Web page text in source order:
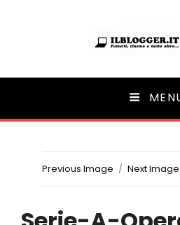
Ilblogger.it
Il portalino di blog |
Previous Image Next Image